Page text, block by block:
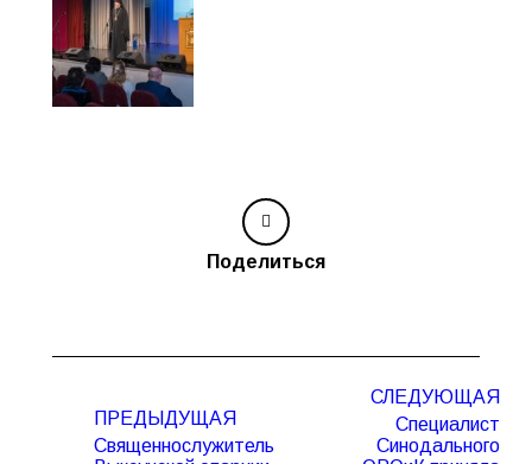
Поделиться
записям
ПРЕДЫДУЩАЯ
Священнослужитель
СЛЕДУЮЩАЯ
Специалист
Синодального